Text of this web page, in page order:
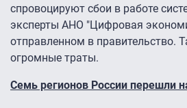
спровоцируют сбои в работе
эксперты АНО "Цифровая
отправленном в правительство.
огромные траты.
Семь регионов России перешли